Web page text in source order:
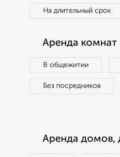
На длительный срок
Аренда комнат
В общежитии
Без посредников
Аренда домов,